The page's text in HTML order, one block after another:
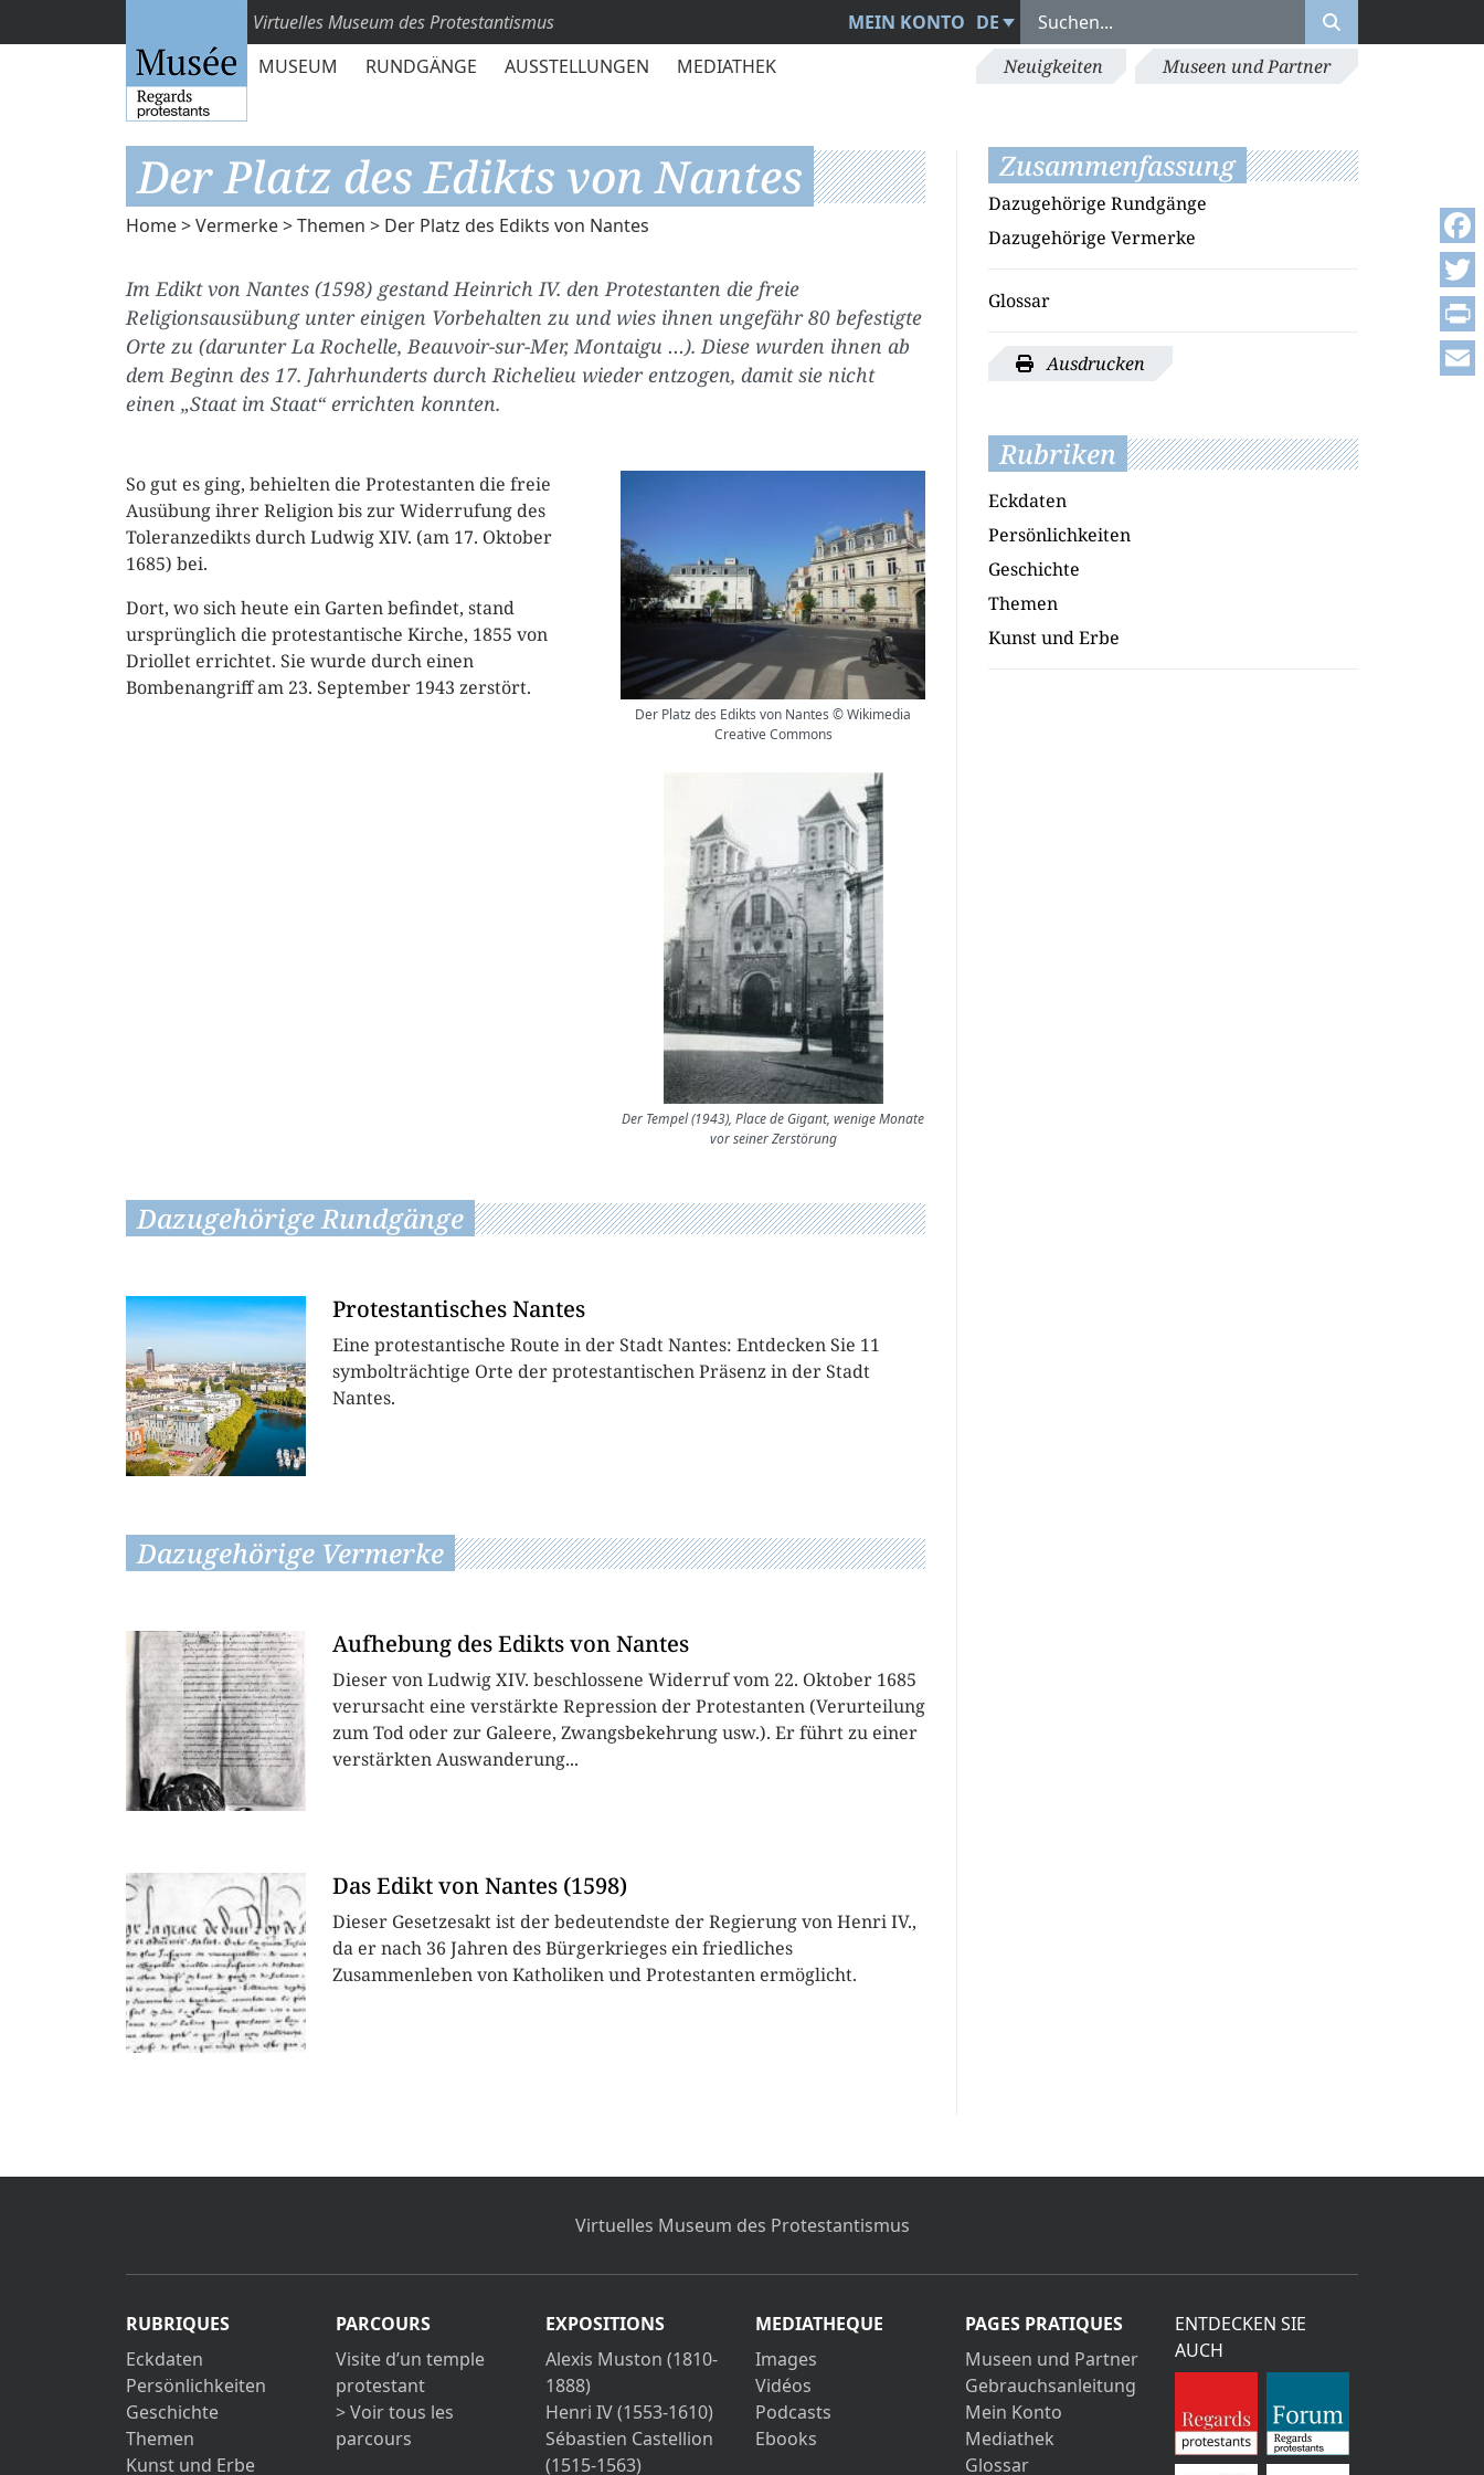
Virtuelles Museum des Protestantismus MEIN KONTO DE
MUSEUM
RUNDGÄNGE AUSSTELLUNGEN MEDIATHEK Neuigkeiten Museen und Partner
Der Platz des Edikts von Nantes
Home>Vermerke>Themen > Der Platz des Edikts von Nantes
Im Edikt von Nantes (1598) gestand Heinrich IV. den Protestanten die freie
Religionsausübung unter einigen Vorbehalten zu und wies ihnen ungefähr 80 befestigte
Orte zu (darunter La Rochelle, Beauvoir-sur-Mer, Montaigu …). Diese wurden ihnen ab
dem Beginn des 17. Jahrhunderts durch Richelieu wieder entzogen, damit sie nicht
einen „Staat im Staat“ errichten konnten.
Der Platz des Edikts von Nantes © Wikimedia
Creative Commons
Der Tempel (1943), Place de Gigant, wenige Monate
vor seiner Zerstörung
So gut es ging, behielten die Protestanten die freie
Ausübung ihrer Religion bis zur Widerrufung des
Toleranzedikts durch Ludwig XIV. (am 17. Oktober
1685) bei.
Dort, wo sich heute ein Garten befindet, stand
ursprünglich die protestantische Kirche, 1855 von
Driollet errichtet. Sie wurde durch einen
Bombenangriff am 23. September 1943 zerstört.
Dazugehörige Rundgänge
Protestantisches Nantes
Eine protestantische Route in der Stadt Nantes: Entdecken Sie 11
symbolträchtige Orte der protestantischen Präsenz in der Stadt
Nantes.
Dazugehörige Vermerke
Aufhebung des Edikts von Nantes
Dieser von Ludwig XIV. beschlossene Widerruf vom 22. Oktober 1685
verursacht eine verstärkte Repression der Protestanten (Verurteilung
zum Tod oder zur Galeere, Zwangsbekehrung usw.). Er führt zu einer
verstärkten Auswanderung...
Das Edikt von Nantes (1598)
Dieser Gesetzesakt ist der bedeutendste der Regierung von Henri IV.,
da er nach 36 Jahren des Bürgerkrieges ein friedliches
Zusammenleben von Katholiken und Protestanten ermöglicht.
Zusammenfassung
Dazugehörige Rundgänge
Dazugehörige Vermerke
Glossar
Ausdrucken
Rubriken
Eckdaten
Persönlichkeiten
Geschichte
Themen
Kunst und Erbe
Virtuelles Museum des Protestantismus
RUBRIQUES
Eckdaten
Persönlichkeiten
Geschichte
Themen
Kunst und Erbe
PARCOURS
Visite d’un temple
protestant
> Voir tous les
parcours
EXPOSITIONS
Alexis Muston (1810-
1888)
Henri IV (1553-1610)
Sébastien Castellion
(1515-1563)
MEDIATHEQUE
Images
Vidéos
Podcasts
Ebooks
PAGES PRATIQUES
Museen und Partner
Gebrauchsanleitung
Mein Konto
Mediathek
Glossar
ENTDECKEN SIE
AUCH
Print